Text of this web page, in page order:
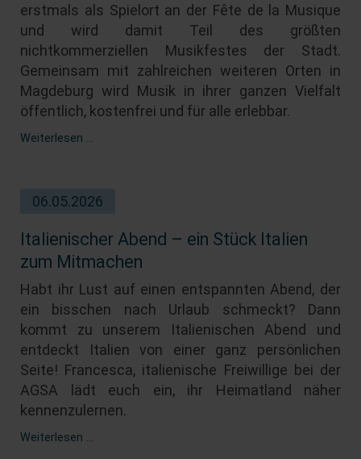
erstmals als Spielort an der Fête de la Musique
und wird damit Teil des größten
nichtkommerziellen Musikfestes der Stadt.
Gemeinsam mit zahlreichen weiteren Orten in
Magdeburg wird Musik in ihrer ganzen Vielfalt
öffentlich, kostenfrei und für alle erlebbar.
Weiterlesen …
06.05.2026
Italienischer Abend – ein Stück Italien
zum Mitmachen
Habt ihr Lust auf einen entspannten Abend, der
ein bisschen nach Urlaub schmeckt? Dann
kommt zu unserem Italienischen Abend und
entdeckt Italien von einer ganz persönlichen
Seite! Francesca, italienische Freiwillige bei der
AGSA lädt euch ein, ihr Heimatland näher
kennenzulernen.
Weiterlesen …